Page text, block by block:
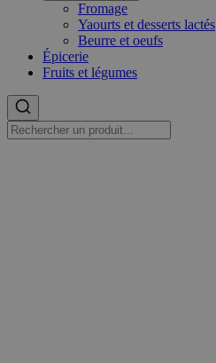
Fromage
Yaourts et desserts lactés
Beurre et oeufs
Épicerie
Fruits et légumes